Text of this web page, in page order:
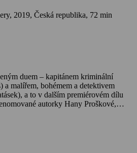
2019, Česká republika, 72 min
duem – kapitánem kriminální
a malířem, bohémem a detektivem
a to v dalším premiérovém dílu
autorky Hany Proškové,
dávného kamaráda Zdeňka (M.
Zahradnická), ale i bývalou ženou